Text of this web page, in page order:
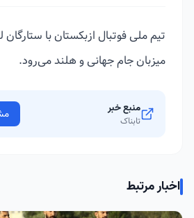
تیم ملی فوتبال ازبکستان با
میزبان جام جهانی و هلند می‌رود.
منبع خبر
تابناک
اخبار مرتبط